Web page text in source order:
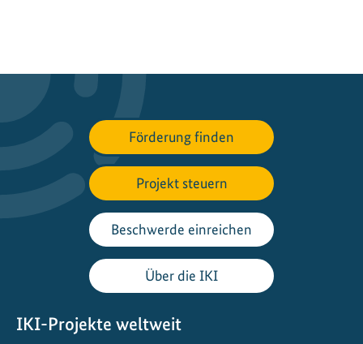
Förderung finden
Projekt steuern
Beschwerde einreichen
Über die IKI
IKI-Projekte weltweit